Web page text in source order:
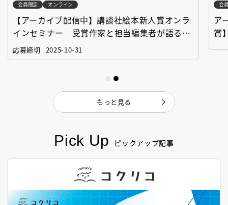
Pick Up ピックアップ記事
会員限定 オンライン
【アーカイブ配信中】講談社絵本新人賞オンラ
インセミナー 受賞作家と担当編集者が語る
「絵本創作実践講座」
応募締切 2025-10-31
会
ア
賞
もっと見る